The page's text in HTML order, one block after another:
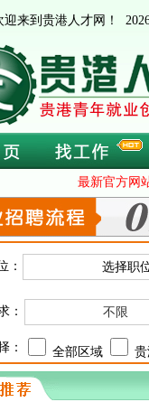
迎来到贵港人才网！
最新官方网
：
： 不限
： 全部区域